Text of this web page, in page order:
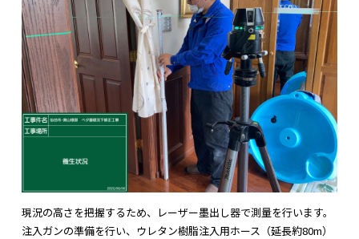
現況の高さを把握するため、レーザー墨出し器で測量を行います。
注入ガンの準備を行い、ウレタン樹脂注入用ホース（延長約80m）